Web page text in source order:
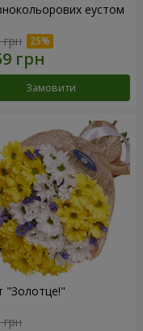
еустом
грн
Замовити
"Золотце!"
грн